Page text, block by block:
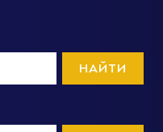
НАЙТИ